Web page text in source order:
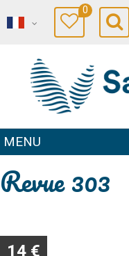
0
MENU
Revue 303